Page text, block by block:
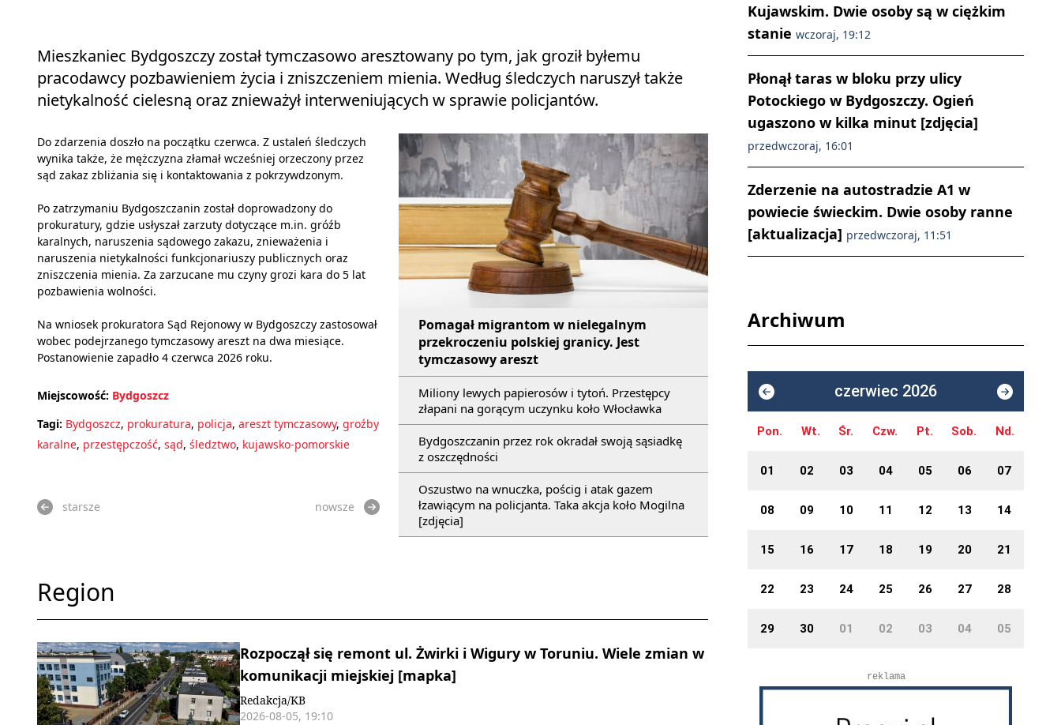
Mieszkaniec Bydgoszczy został tymczasowo aresztowany po tym, jak groził byłemu
pracodawcy pozbawieniem życia i zniszczeniem mienia. Według śledczych naruszył także
nietykalność cielesną oraz znieważył interweniujących w sprawie policjantów.
Pomagał migrantom w nielegalnym
przekroczeniu polskiej granicy. Jest
tymczasowy areszt
Miliony lewych papierosów i tytoń. Przestępcy
złapani na gorącym uczynku koło Włocławka
Bydgoszczanin przez rok okradał swoją sąsiadkę
z oszczędności
Oszustwo na wnuczka, pościg i atak gazem
łzawiącym na policjanta. Taka akcja koło Mogilna
[zdjęcia]
Do zdarzenia doszło na początku czerwca. Z ustaleń śledczych
wynika także, że mężczyzna złamał wcześniej orzeczony przez
sąd zakaz zbliżania się i kontaktowania z pokrzywdzonym.
Po zatrzymaniu Bydgoszczanin został doprowadzony do
prokuratury, gdzie usłyszał zarzuty dotyczące m.in. gróźb
karalnych, naruszenia sądowego zakazu, znieważenia i
naruszenia nietykalności funkcjonariuszy publicznych oraz
zniszczenia mienia. Za zarzucane mu czyny grozi kara do 5 lat
pozbawienia wolności.
Na wniosek prokuratora Sąd Rejonowy w Bydgoszczy zastosował
wobec podejrzanego tymczasowy areszt na dwa miesiące.
Postanowienie zapadło 4 czerwca 2026 roku.
Miejscowość: Bydgoszcz
Tagi: Bydgoszcz, prokuratura, policja, areszt tymczasowy, groźby
karalne, przestępczość, sąd, śledztwo, kujawsko-pomorskie
starsze nowsze
Region
Rozpoczął się remont ul. Żwirki i Wigury w Toruniu. Wiele zmian w
komunikacji miejskiej [mapka]
Redakcja/KB
2026-08-05, 19:10
Kujawskim. Dwie osoby są w ciężkim
stanie wczoraj, 19:12
Płonął taras w bloku przy ulicy
Potockiego w Bydgoszczy. Ogień
ugaszono w kilka minut [zdjęcia]
przedwczoraj, 16:01
Zderzenie na autostradzie A1 w
powiecie świeckim. Dwie osoby ranne
[aktualizacja] przedwczoraj, 11:51
Archiwum
czerwiec 2026
Pon. Wt. Śr. Czw. Pt. Sob. Nd.
01 02 03 04 05 06 07
08 09 10 11 12 13 14
15 16 17 18 19 20 21
22 23 24 25 26 27 28
29 30 01 02 03 04 05
reklama